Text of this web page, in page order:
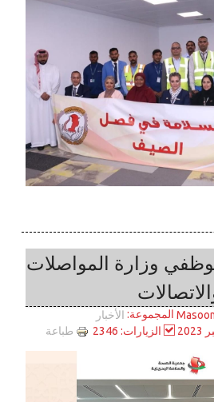
وزارة المواصلات
المجموعة: الأخبار
الزيارات: 2346 طباعة